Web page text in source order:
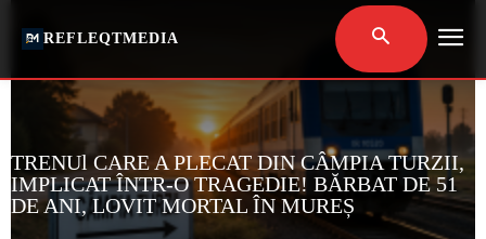
REFLEQTMEDIA
TRENUl CARE A PLECAT DIN CÂMPIA TURZII,
IMPLICAT ÎNTR-O TRAGEDIE! BĂRBAT DE 51
DE ANI, LOVIT MORTAL ÎN MUREȘ